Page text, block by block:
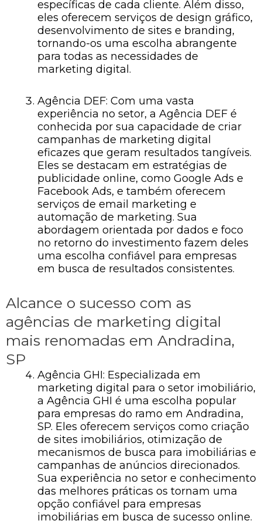
específicas de cada cliente. Além disso,
eles oferecem serviços de design gráfico,
desenvolvimento de sites e branding,
tornando-os uma escolha abrangente
para todas as necessidades de
marketing digital.
Agência DEF: Com uma vasta
experiência no setor, a Agência DEF é
conhecida por sua capacidade de criar
campanhas de marketing digital
eficazes que geram resultados tangíveis.
Eles se destacam em estratégias de
publicidade online, como Google Ads e
Facebook Ads, e também oferecem
serviços de email marketing e
automação de marketing. Sua
abordagem orientada por dados e foco
no retorno do investimento fazem deles
uma escolha confiável para empresas
em busca de resultados consistentes.
Alcance o sucesso com as
agências de marketing digital
mais renomadas em Andradina,
SP
Agência GHI: Especializada em
marketing digital para o setor imobiliário,
a Agência GHI é uma escolha popular
para empresas do ramo em Andradina,
SP. Eles oferecem serviços como criação
de sites imobiliários, otimização de
mecanismos de busca para imobiliárias e
campanhas de anúncios direcionados.
Sua experiência no setor e conhecimento
das melhores práticas os tornam uma
opção confiável para empresas
imobiliárias em busca de sucesso online.